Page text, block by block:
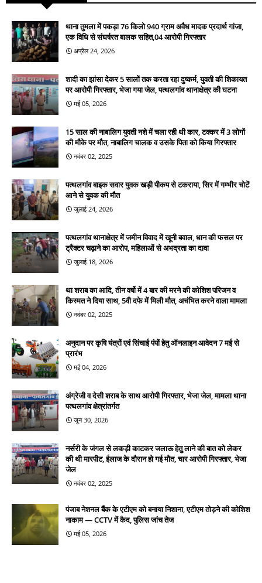
थाना तुमला में पकड़ा 76 किलो 940 ग्राम अवैध मादक प्रदार्थ गांजा,
एक विधि से संघर्षरत बालक सहित,04 आरोपी गिरफ्तार
अप्रैल 24, 2026
शादी का झांसा देकर 5 सालों तक करता रहा दुष्कर्म, युवती की शिकायत
पर आरोपी गिरफ्तार, भेजा गया जेल, पत्थलगांव थानाक्षेत्र की घटना
मई 05, 2026
15 साल की नाबालिग युवती नशे में चला रही थी कार, टक्कर में 3 लोगों
की मौके पर मौत, नाबालिग चालक व उसके पिता को किया गिरफ्तार
नवंबर 02, 2025
पत्थलगांव बाइक सवार युवक खड़ी पीकप से टकराया, सिर में गम्भीर चोटें
आने से युवक की मौत
जुलाई 24, 2026
पत्थलगांव थानाक्षेत्र में जमीन विवाद में खूनी बवाल, धान की फसल पर
ट्रैक्टर चढ़ाने का आरोप, महिलाओं से अभद्रता का दावा
जुलाई 18, 2026
था शराब का आदि, तीन वर्षो में 4 बार की मरने की कोशिश परिजन व
किस्मत ने दिया साथ, 5वी दफे में मिली मौत, अचंभित करने वाला मामला
नवंबर 02, 2025
अनुदान पर कृषि यंत्रों एवं सिंचाई पंपों हेतु ऑनलाइन आवेदन 7 मई से
प्रारंभ
मई 04, 2026
अंग्रेजी व देसी शराब के साथ आरोपी गिरफ्तार, भेजा जेल, मामला थाना
पत्थलगांव क्षेत्रांतर्गत
जून 30, 2026
नर्सरी के जंगल से लकड़ी काटकर जलाऊ हेतु लाने की बात को लेकर
की थी मारपीट, ईलाज के दौरान हो गई मौत, चार आरोपी गिरफ्तार, भेजा
जेल
नवंबर 02, 2025
पंजाब नेशनल बैंक के एटीएम को बनाया निशाना, एटीएम तोड़ने की कोशिश
नाकाम — CCTV में कैद, पुलिस जांच तेज
मई 05, 2026